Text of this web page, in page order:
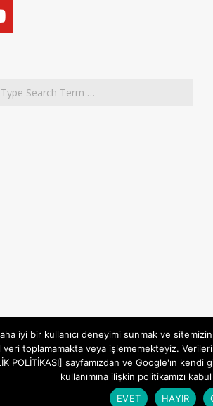
Gizlilik ve Çerezler (Cookies) Politikası Designed
bir kullanıcı deneyimi sunmak ve
toplamamakta veya işlememekteyiz.
POLİTİKASI] sayfamızdan ve Google'ın
kullanımına ilişkin politikamızı
EVET
HAYIR